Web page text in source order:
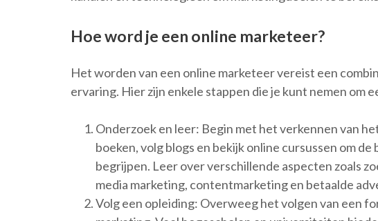
Hoe word je een online marketeer?
Het worden van een online marketeer vereist een
ervaring. Hier zijn enkele stappen die je kunt nemen om
Onderzoek en leer: Begin met het verkennen van
boeken, volg blogs en bekijk online cursussen om
begrijpen. Leer over verschillende aspecten zoals
media marketing, contentmarketing en betaalde
Volg een opleiding: Overweeg het volgen van een